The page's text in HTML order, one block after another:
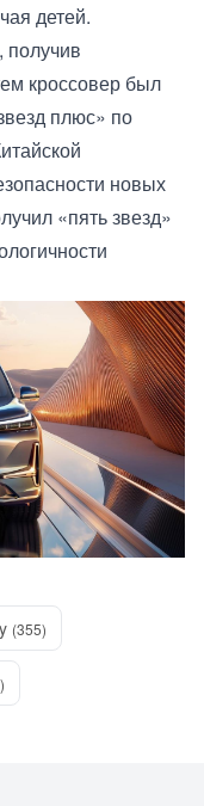
детей.
получив
кроссовер был
плюс» по
новых
«пять звезд»
(355)